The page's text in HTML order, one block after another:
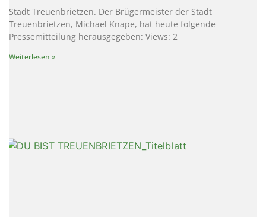
Stadt Treuenbrietzen. Der Brügermeister der Stadt
Treuenbrietzen, Michael Knape, hat heute folgende
Pressemitteilung herausgegeben: Views: 2
Weiterlesen »